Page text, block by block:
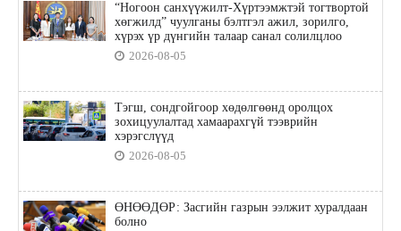
“Ногоон санхүүжилт-Хүртээмжтэй тогтвортой
хөгжилд” чуулганы бэлтгэл ажил, зорилго,
хүрэх үр дүнгийн талаар санал солилцлоо
2026-08-05
Тэгш, сондгойгоор хөдөлгөөнд оролцох
зохицуулалтад хамаарахгүй тээврийн
хэрэгслүүд
2026-08-05
ӨНӨӨДӨР: Засгийн газрын ээлжит хуралдаан
болно